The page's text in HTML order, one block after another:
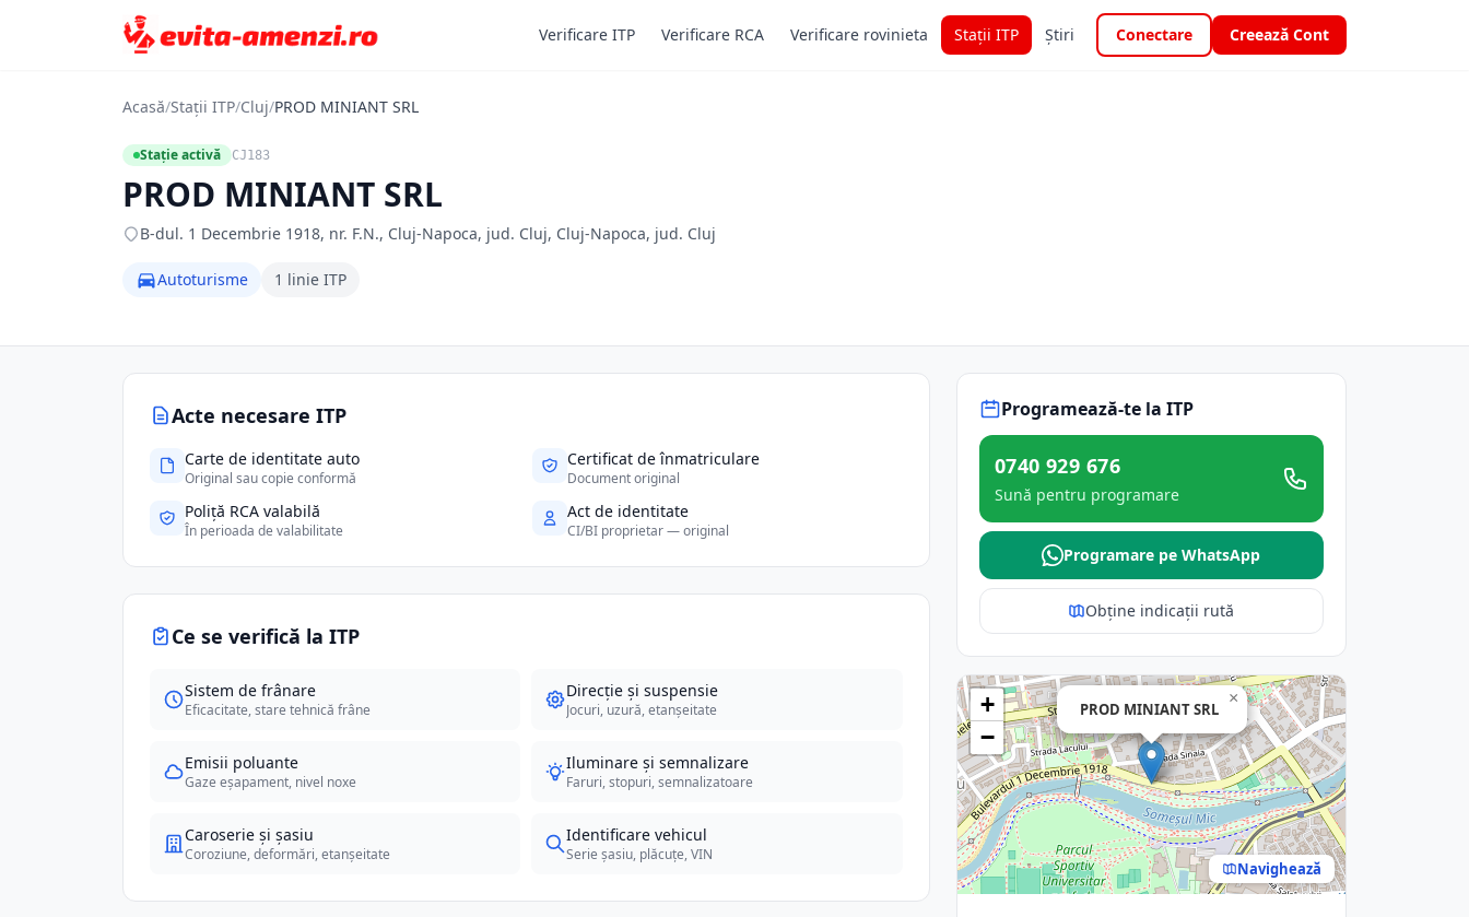
Verificare ITP Verificare RCA Verificare rovinieta Stații ITP Știri Conectare Creează Cont
Acasă/Stații ITP/Cluj/PROD MINIANT SRL
Stație activă CJ183
PROD MINIANT SRL
B-dul. 1 Decembrie 1918, nr. F.N., Cluj-Napoca, jud. Cluj, Cluj-Napoca, jud. Cluj
Autoturisme 1 linie ITP
Acte necesare ITP
Carte de identitate auto
Original sau copie conformă
Certificat de înmatriculare
Document original
Poliță RCA valabilă
În perioada de valabilitate
Act de identitate
CI/BI proprietar — original
Ce se verifică la ITP
Sistem de frânare
Eficacitate, stare tehnică frâne
Direcție și suspensie
Jocuri, uzură, etanșeitate
Emisii poluante
Gaze eșapament, nivel noxe
Iluminare și semnalizare
Faruri, stopuri, semnalizatoare
Caroserie și șasiu
Coroziune, deformări, etanșeitate
Identificare vehicul
Serie șasiu, plăcuțe, VIN
Programează-te la ITP
0740 929 676
Sună pentru programare
Programare pe WhatsApp
Obține indicații rută
PROD MINIANT SRL
×
+
−
Navighează